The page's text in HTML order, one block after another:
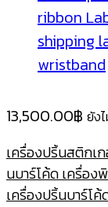
13,500.00฿ ยัง
เครื่องปริ้นสติกเ
นบาร์โค้ด เครื่อ
เครื่องปริ้นบาร์โ